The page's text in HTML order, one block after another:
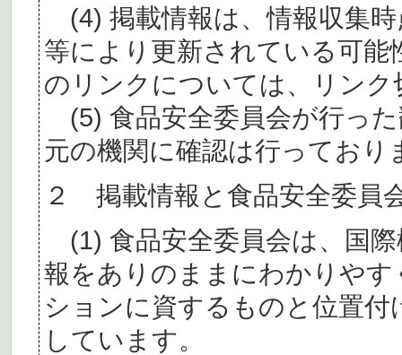
(4) 掲載情報は、情報収集
等により更新されている可
のリンクについては、リン
(5) 食品安全委員会が行っ
元の機関に確認は行っており
２ 掲載情報と食品安全委員
(1) 食品安全委員会は、国
報をありのままにわかりや
ションに資するものと位置
しています。